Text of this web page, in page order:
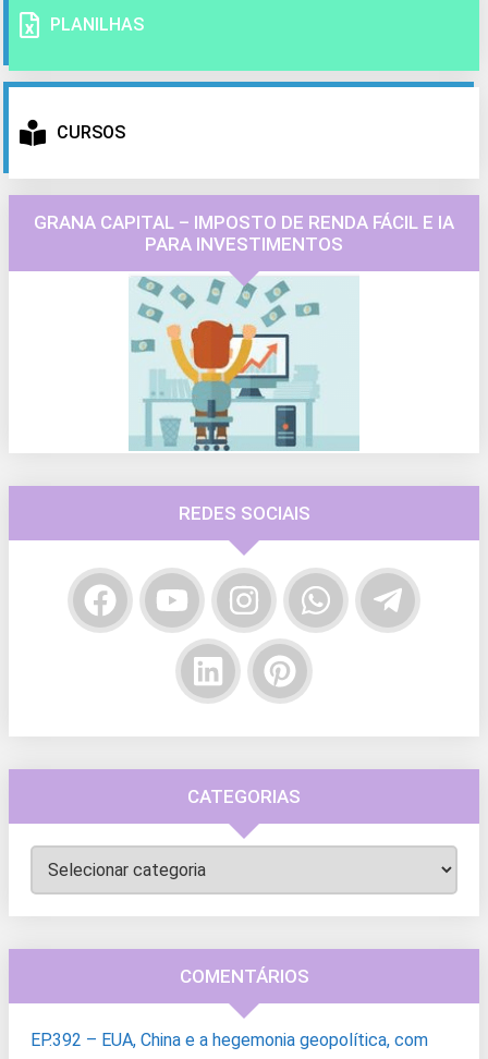
PLANILHAS
CURSOS
GRANA CAPITAL – IMPOSTO DE RENDA FÁCIL E IA
PARA INVESTIMENTOS
REDES SOCIAIS
CATEGORIAS
Categorias
COMENTÁRIOS
EP.392 – EUA, China e a hegemonia geopolítica, com